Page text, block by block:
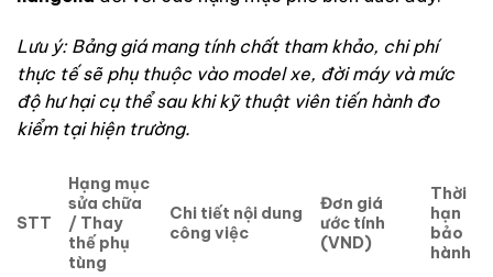
Lưu ý: Bảng giá mang tính chất tham khảo, chi phí
thực tế sẽ phụ thuộc vào model xe, đời máy và mức
độ hư hại cụ thể sau khi kỹ thuật viên tiến hành đo
kiểm tại hiện trường.
STT
Hạng mục
sửa chữa
/ Thay
thế phụ
tùng
Chi tiết nội dung
công việc
Đơn giá
ước tính
(VND)
Thời
hạn
bảo
hành